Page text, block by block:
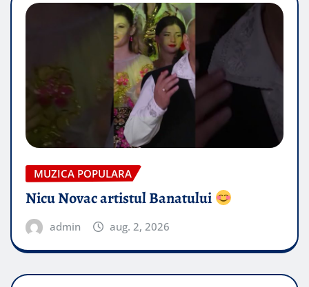
MUZICA POPULARA
Nicu Novac artistul Banatului
admin aug. 2, 2026